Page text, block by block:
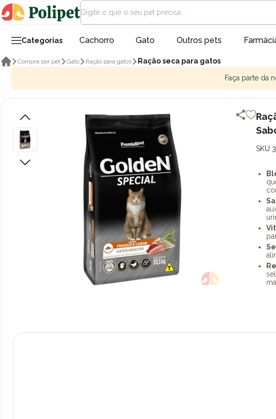
Categorias Cachorro Gato Outros pets
Faça parte da
Compre por pet Gato Ração para gatos Ração seca para gatos
SKU